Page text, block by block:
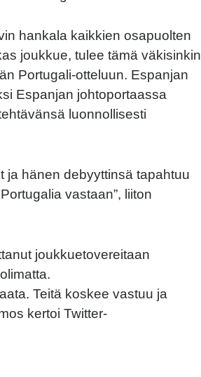
hankala kaikkien osapuolten
joukkue, tulee tämä väkisinkin
Portugali-otteluun. Espanjan
Espanjan johtoportaassa
luonnollisesti
ja hänen debyyttinsä tapahtuu
Portugalia vastaan”, liiton
joukkuetovereitaan
.
. Teitä koskee vastuu ja
kertoi Twitter-